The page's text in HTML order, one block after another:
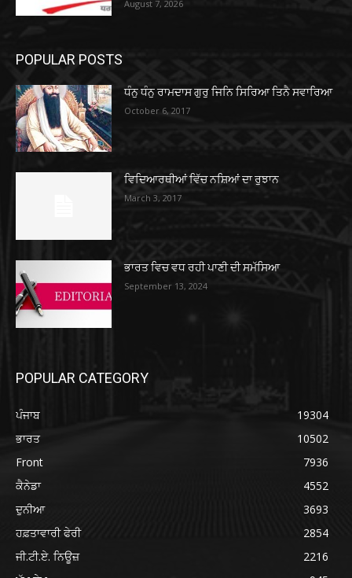
August 7, 2026
POPULAR POSTS
ਧੰਨੁ ਧੰਨੁ ਰਾਮਦਾਸ ਗੁਰੁ ਜਿਨਿ ਸਿਰਿਆ ਤਿਨੈ ਸਵਾਰਿਆ
October 6, 2017
ਵਿਦਿਆਰਥੀਆਂ ਵਿੱਚ ਨਸ਼ਿਆਂ ਦਾ ਰੁਝਾਨ
March 3, 2017
ਭਾਰਤ ਵਿਚ ਵਧ ਰਹੀ ਪਾਣੀ ਦੀ ਸਮੱਸਿਆ
September 13, 2024
POPULAR CATEGORY
ਪੰਜਾਬ
19304
ਭਾਰਤ
10502
Front
7936
ਕੈਨੇਡਾ
4552
ਦੁਨੀਆ
3693
ਹਫ਼ਤਾਵਾਰੀ ਫੇਰੀ
2854
ਜੀ.ਟੀ.ਏ. ਨਿਊਜ਼
2216